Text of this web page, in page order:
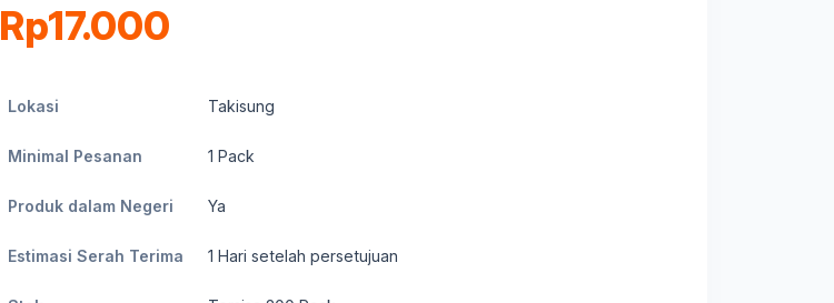
Rp17.000
Lokasi Takisung
Minimal Pesanan 1 Pack
Produk dalam Negeri Ya
Estimasi Serah Terima 1 Hari setelah persetujuan